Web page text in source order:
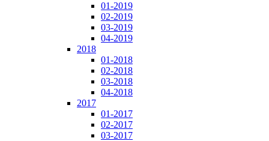
01-2019
02-2019
03-2019
04-2019
2018
01-2018
02-2018
03-2018
04-2018
2017
01-2017
02-2017
03-2017